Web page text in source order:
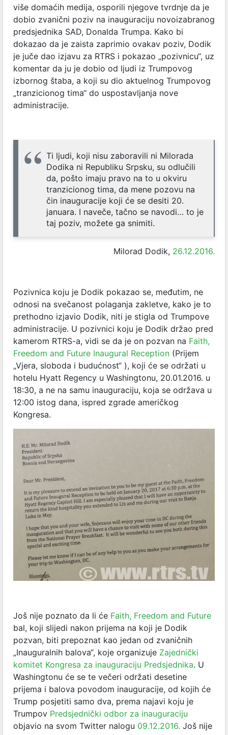
više domaćih medija, osporili njegove tvrdnje da je
dobio zvanični poziv na inauguraciju novoizabranog
predsjednika SAD, Donalda Trumpa. Kako bi
dokazao da je zaista zaprimio ovakav poziv, Dodik
je juče dao izjavu za RTRS i pokazao „pozivnicu“, uz
komentar da ju je dobio od ljudi iz Trumpovog
izbornog štaba, a koji su dio aktuelnog Trumpovog
„tranzicionog tima“ do uspostavljanja nove
administracije.
Ti ljudi, koji nisu zaboravili ni Milorada
Dodika ni Republiku Srpsku, su odlučili
da, pošto imaju pravo na to u okviru
tranzicionog tima, da mene pozovu na
čin inauguracije koji će se desiti 20.
januara. I naveče, tačno se navodi… to je
taj poziv, možete ga snimiti.
Milorad Dodik, 26.12.2016.
Pozivnica koju je Dodik pokazao se, međutim, ne
odnosi na svečanost polaganja zakletve, kako je to
prethodno izjavio Dodik, niti je stigla od Trumpove
administracije. U pozivnici koju je Dodik držao pred
kamerom RTRS-a, vidi se da je on pozvan na Faith,
Freedom and Future Inaugural Reception (Prijem
„Vjera, sloboda i budućnost“ ), koji će se održati u
hotelu Hyatt Regency u Washingtonu, 20.01.2016. u
18:30, a ne na samu inauguraciju, koja se održava u
12:00 istog dana, ispred zgrade američkog
Kongresa.
Još nije poznato da li će Faith, Freedom and Future
bal, koji slijedi nakon prijema na koji je Dodik
pozvan, biti prepoznat kao jedan od zvaničnih
„Inauguralnih balova“, koje organizuje Zajednički
komitet Kongresa za inauguraciju Predsjednika. U
Washingtonu će se te večeri održati desetine
prijema i balova povodom inauguracije, od kojih će
Trump posjetiti samo dva, prema najavi koju je
Trumpov Predsjednički odbor za inauguraciju
objavio na svom Twitter nalogu 09.12.2016. Još nije